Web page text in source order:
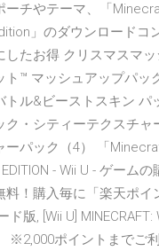
ーチやテーマ、「
」のダウンロードコ
したお得 クリスマスマ
ト™ マッシュアップパッ
トル&ビーストスキン パ
ク・シティーテクスチャ
ーパック（4） 「
EDITION - Wii U - ゲーム
料！購入毎に「楽天ポイ
版, [Wii U] MINECRAFT:
※2,000ポイントまでご